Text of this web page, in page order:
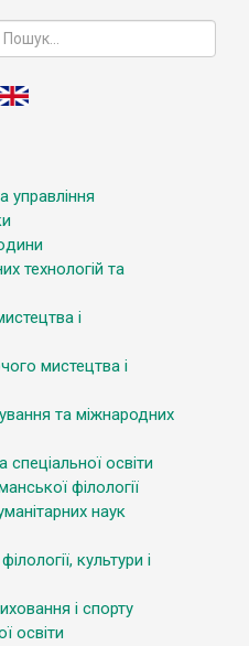
управління
технологій та
і
мистецтва і
та міжнародних
спеціальної освіти
філології
наук
культури і
і спорту
освіти